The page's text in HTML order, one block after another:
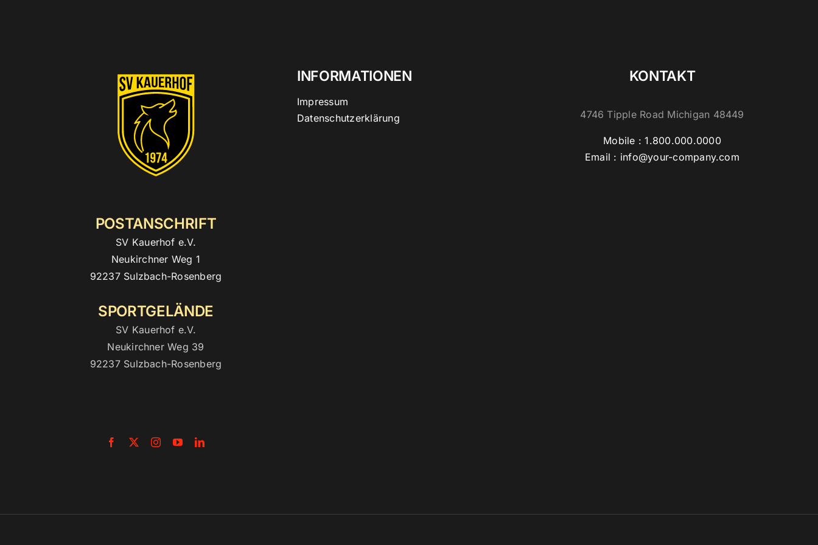
POSTANSCHRIFT
SV Kauerhof e.V.
Neukirchner Weg 1
92237 Sulzbach-Rosenberg
SPORTGELÄNDE
SV Kauerhof e.V.
Neukirchner Weg 39
92237 Sulzbach-Rosenberg
INFORMATIONEN
Impressum
Datenschutzerklärung
KONTAKT
4746 Tipple Road Michigan 48449
Mobile : 1.800.000.0000
Email : info@your-company.com